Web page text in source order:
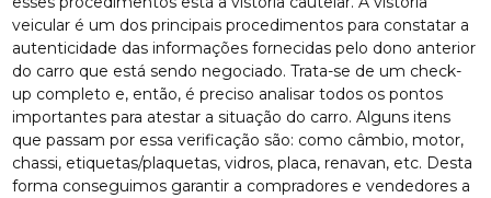
veicular é um dos principais procedimentos para constatar a
autenticidade das informações fornecidas pelo dono anterior
do carro que está sendo negociado. Trata-se de um check-
up completo e, então, é preciso analisar todos os pontos
importantes para atestar a situação do carro. Alguns itens
que passam por essa verificação são: como câmbio, motor,
chassi, etiquetas/plaquetas, vidros, placa, renavan, etc. Desta
forma conseguimos garantir a compradores e vendedores a